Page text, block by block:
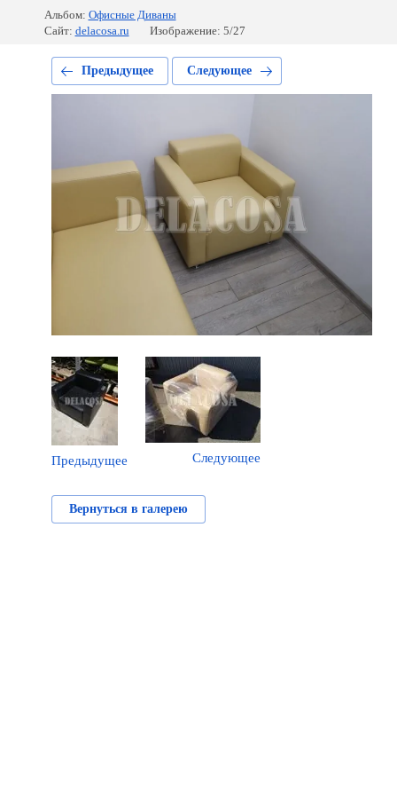
Альбом: Офисные Диваны
Сайт: delacosa.ru Изображение: 5/27
Предыдущее Следующее
Предыдущее Следующее
Вернуться в галерею